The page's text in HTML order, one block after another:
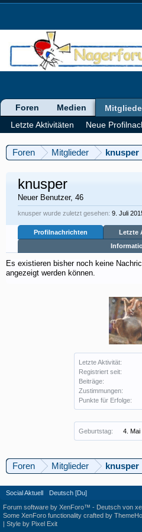
Foren Mitglieder knusper
Letzte Aktivität:
Registriert seit:
Beiträge:
Zustimmungen:
Punkte für Erfolge:
Geburtstag: 4. Mai
knusper
Neuer Benutzer, 46
knusper wurde zuletzt gesehen: 9. Juli
Profilnachrichten Letzte
Es existieren bisher noch keine
angezeigt werden können.
Foren Mitglieder knusper
Foren Medien
Letzte Aktivitäten
Neue
Social Aktuell Deutsch [Du]
Forum software by XenForo™ - Deutsch von
Some XenForo functionality crafted by
| Style by Pixel Exit